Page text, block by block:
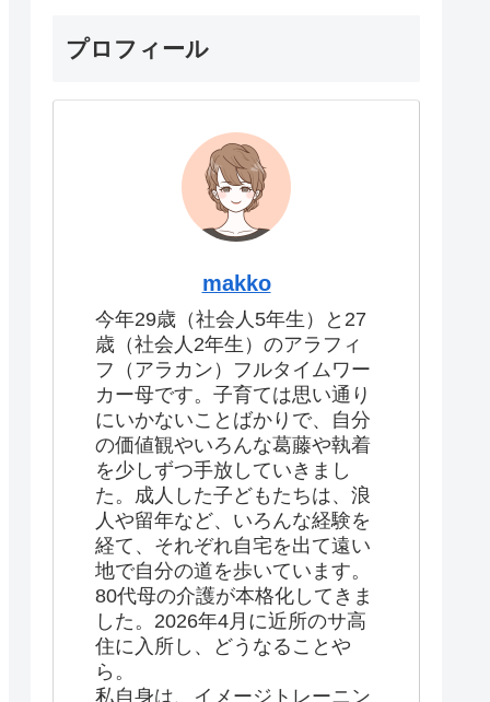
プロフィール
makko
今年29歳（社会人5年生）と27
歳（社会人2年生）のアラフィ
フ（アラカン）フルタイムワー
カー母です。子育ては思い通り
にいかないことばかりで、自分
の価値観やいろんな葛藤や執着
を少しずつ手放していきまし
た。成人した子どもたちは、浪
人や留年など、いろんな経験を
経て、それぞれ自宅を出て遠い
地で自分の道を歩いています。
80代母の介護が本格化してきま
した。2026年4月に近所のサ高
住に入所し、どうなることや
ら。
私自身は、イメージトレーニン